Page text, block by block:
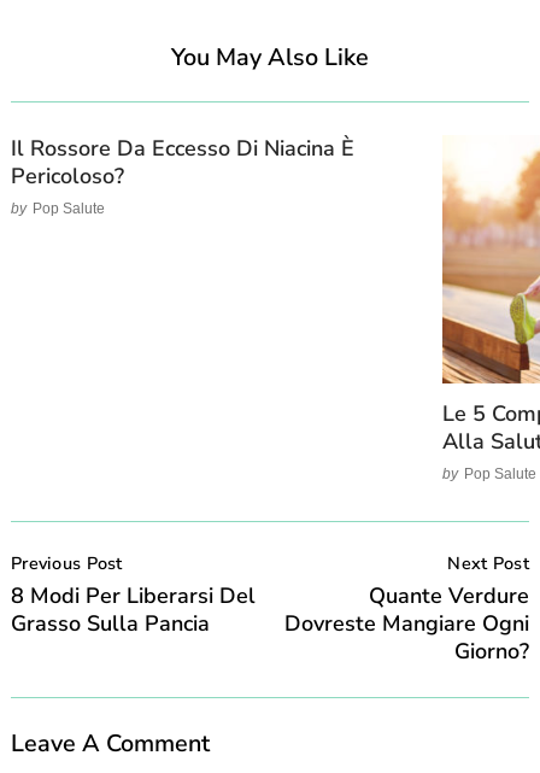
You May Also Like
Il Rossore Da Eccesso Di Niacina È
Pericoloso?
by Pop Salute
Le 5
Alla
by Pop Salute
Navigation
Previous Post
8 Modi Per Liberarsi Del
Grasso Sulla Pancia
Next Post
Quante Verdure
Dovreste Mangiare Ogni
Giorno?
Leave A Comment